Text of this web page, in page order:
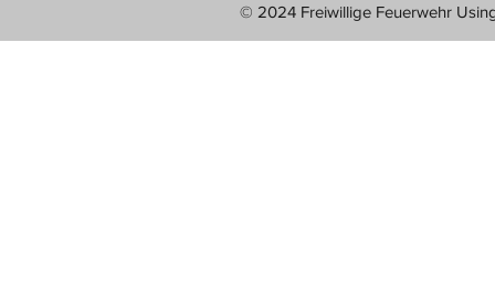
© 2024 Freiwillige Feuerwehr